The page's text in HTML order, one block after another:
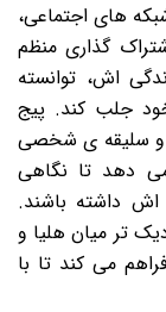
های اجتماعی،
گذاری منظم
اش، توانسته
جلب کند. پیج
و سلیقه ی شخصی
دهد تا نگاهی
داشته باشند.
تر میان هلیا و
می کند تا با